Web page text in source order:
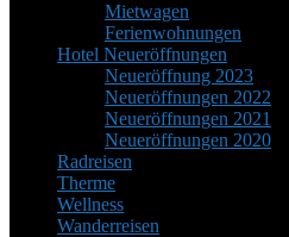
Mietwagen
Ferienwohnungen
Hotel Neueröffnungen
Neueröffnung 2023
Neueröffnungen 2022
Neueröffnungen 2021
Neueröffnungen 2020
Radreisen
Therme
Wellness
Wanderreisen